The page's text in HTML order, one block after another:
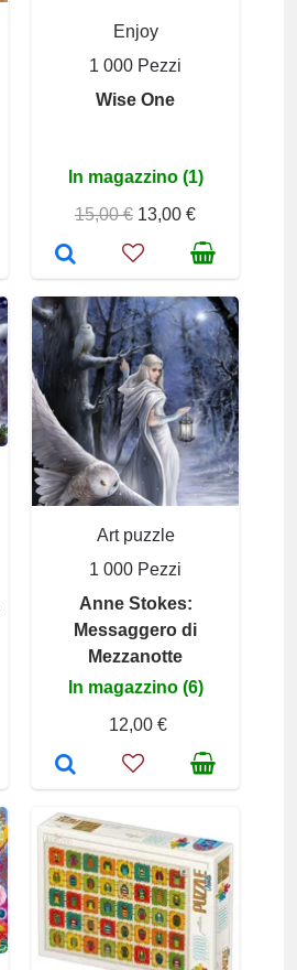
Enjoy
1 000 Pezzi
Wise One
In magazzino (1)
15,00 € 13,00 €
Art puzzle
1 000 Pezzi
Anne Stokes:
Messaggero di
Mezzanotte
In magazzino (6)
12,00 €